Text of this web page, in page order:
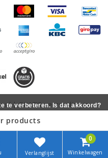
| GRATIS verzending in
- Realization
products
Verlanglijst
0
Winkelwagen
te verbeteren. Is dat akkoord?
Meer over cookies »